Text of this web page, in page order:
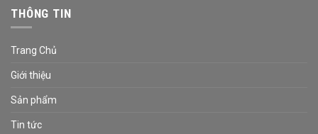
THÔNG TIN
Trang Chủ
Giới thiệu
Sản phẩm
Tin tức